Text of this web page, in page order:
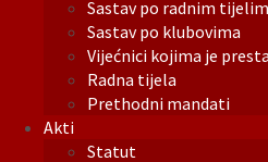
Sastav po radnim
Sastav po klubovima
Vijećnici kojima je
Radna tijela
Prethodni mandati
Akti
Statut